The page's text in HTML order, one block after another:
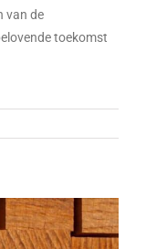
van de
toekomst